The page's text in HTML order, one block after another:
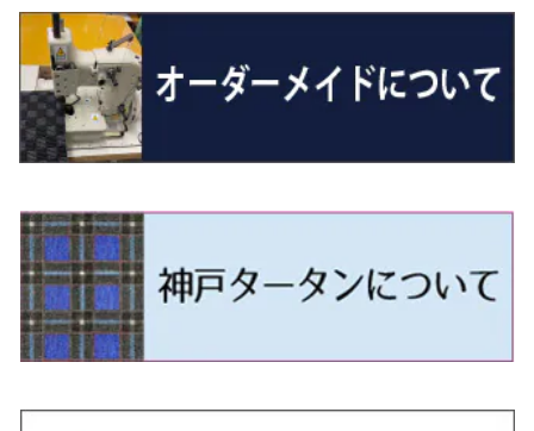
H26/1～R4/1 80系
R4/1～ 90系
エスクァイア
H26/10～R3/12 80系
エスティマ
H18/1～H24/5（前期）
H24/5～R1/10（後期）
エスティマ・ハイブリッド
H18/6～H24/5（前期）
H24/5～R1/10（後期）
オーリス
H24/8～H30/3 180系
カムリ
H29/12～R4/7 20系7人乗
R4/11～ 10系
H30/11～
H13/1～R4/8 F50・Y51
シルビア
H3/1～H11/1 S13・S14
H11/1～H14/11 S15
シルフィ
H24/12～R3/10 TB17
ジューク
H22/6～R2/6 F15
スカイライン
H13/6～H18/11 V35
スカイライン・クロスオーバー
H21/9～R2/4 S300系
トレジア
H22/11～H28/3 120系
フォレスター
H14/2～ SG/SH/SJ/SK系
プレオ
H22/4～H30/3 L275/285
プレオプラス
H24/12～H29/5 LA300/310
レヴォーグ
H24/11～H27/1 HB35S
スクラム
H17/9～ DG64/DG17
スクラムトラック
H25/9～ DG16T
デミオ
H19/7～R1/7 DE/DJ系
ビアンテ
H20/7～30/3 CC系
ファミリア バン
H16/12～ S300/S700系
ハイゼット・トラック
H11/1～ S200/S500系
ブーン
H28/4～R5/12 M700系
ミラ
H18/12～ L275/285
ミラ・イース
H23/9～ LA300系
ミラ・ココア
H3/6～ JA/JB系
ジムニーノマド
R7/4～ JC74W
ジムニーワイド/ジムニーシエラ
H10/1～H14/1 JB33/43W
H14/1～ JB43/74W
スイフト/スイフトスポーツ
H22/9～ スイフト
H23/12～
スペーシア/スペーシアカスタム/スペーシアギア
H25/3～R5/11
スペーシアベース
H30/3～ GK/GL系
タウンボックス
H26/2～ DS17/64W
ディグニティ
H24/7～H29/1 BHGY51
デリカＤ：２
H23/3～ MB系
デリカＤ：３
H23/10～H31/4 BM20 7人乗
デリカＤ：５
H30/7～ JJ1・JJ2
N-VAN e:
R6/10~ JJ3
N‐WGN/N‐WGNカスタム
H25/11～ JH1・JH2・JH3・JH4
S660
H27/4～R3/12 JW5
WR-V
R6/3～ DG5
ZR-V
H15/9～H30/4 7L/7P系
パサート
H23/5～H27/7 3CCAX
H27/7～ 3CC/3CD系
ザ・ビートル
H24/4～R3/4 16C系
ポロ
H21/10～H30/3 6RC系
H30/3～ AW系
H28/7～
ＧＬＡクラス
H26/5～R2/6
ＧＬＥクラス
R1/6～
Ｓクラス
H25/10～R3/10
Ｖクラス
H27/4～